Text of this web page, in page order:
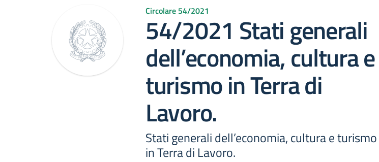
Circolare 54/2021
54/2021 Stati generali
dell’economia, cultura e
turismo in Terra di
Lavoro.
Stati generali dell’economia, cultura e turismo
in Terra di Lavoro.